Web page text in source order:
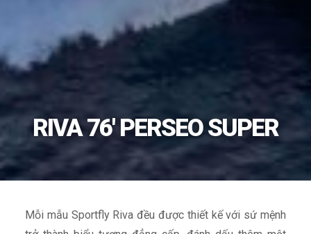
RIVA 76' PERSEO SUPER
Mỗi mẫu Sportfly Riva đều được thiết kế với sứ mệnh